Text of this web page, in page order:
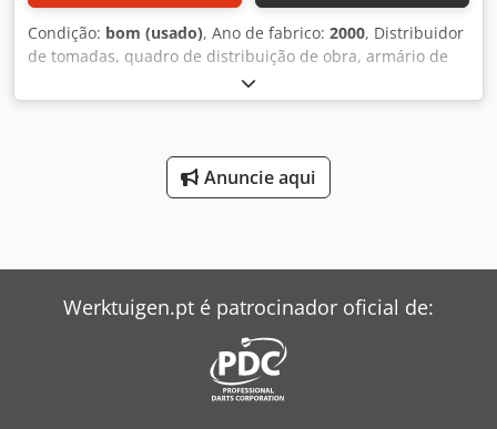
Condição: bom (usado), Ano de fabrico: 2000, Distribuidor
de tomadas, quadro de distribuição de obra, armário de
ligação -Equipamento -Interruptor diferencial residual
(NFI) Dodpfx Aaeb A H Tks Dekr -Fusível principal -1x
Anuncie aqui
Werktuigen.pt é patrocinador oficial de: